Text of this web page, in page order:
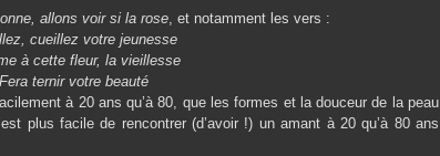
allons voir si la rose, et notamment les vers :
cueillez votre jeunesse
à cette fleur, la vieillesse
Fera ternir votre beauté
à 20 ans qu’à 80, que les formes et la douceur de la peau
plus facile de rencontrer (d’avoir !) un amant à 20 qu’à 80 ans